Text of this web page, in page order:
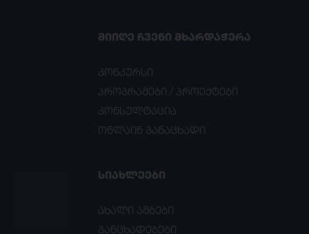
ᲛᲘᲘᲦᲔ ᲩᲕᲔᲜᲘ ᲛᲮᲐᲠᲓᲐᲭᲔᲠᲐ
კონკურსი
პროგრამები / პროექტები
კონსულტაცია
ონლაინ განაცხადი
ᲡᲘᲐᲮᲚᲔᲔᲑᲘ
ახალი ამბები
განცხადებები